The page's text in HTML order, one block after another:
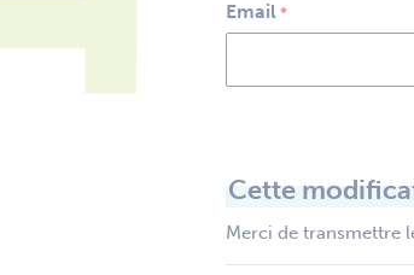
Email *
Cette
Merci de transmettre